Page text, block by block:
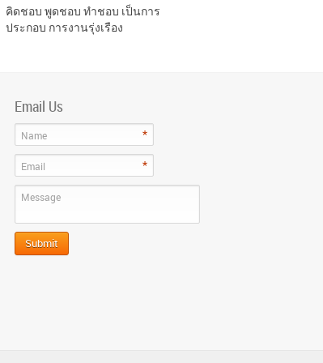
คิดชอบ พูดชอบ ทำชอบ เป็นการ
ประกอบ การงานรุ่งเรือง
Email Us
Name *
Email *
Message